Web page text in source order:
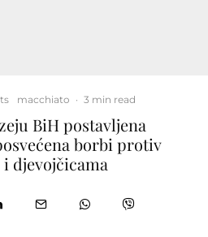
macchiato · 3 min read
BiH postavljena
borbi protiv
djevojčicama